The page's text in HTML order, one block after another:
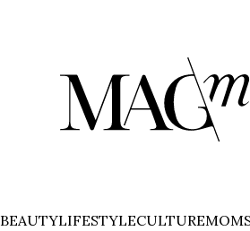
BEAUTYLIFESTYLECULTURE